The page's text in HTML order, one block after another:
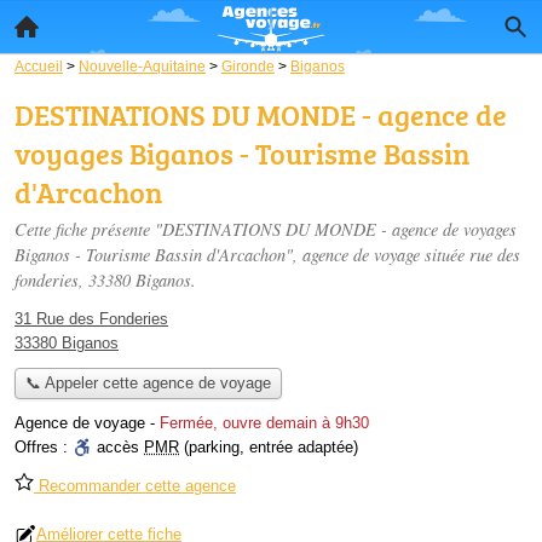
Accueil > Nouvelle-Aquitaine > Gironde > Biganos
DESTINATIONS DU MONDE - agence de
voyages Biganos - Tourisme Bassin
d'Arcachon
Cette fiche présente "DESTINATIONS DU MONDE - agence de voyages
Biganos - Tourisme Bassin d'Arcachon", agence de voyage située rue des
fonderies, 33380 Biganos.
31 Rue des Fonderies
33380 Biganos
📞 Appeler cette agence de voyage
Agence de voyage - Fermée, ouvre demain à 9h30
Offres :
accès PMR (parking, entrée adaptée)
Recommander cette agence
Améliorer cette fiche